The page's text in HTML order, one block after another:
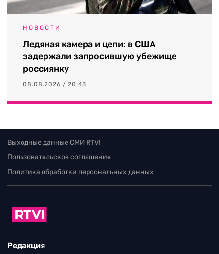
НОВОСТИ
Ледяная камера и цепи: в США
задержали запросившую убежище
россиянку
08.08.2026 / 20:43
Выходные данные СМИ RTVI
Пользовательское соглашение
Политика обработки персональных данных
Редакция